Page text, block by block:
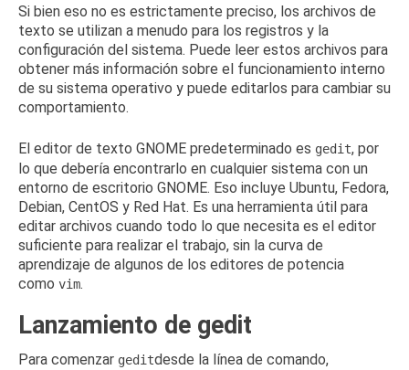
Si bien eso no es estrictamente preciso, los archivos de
texto se utilizan a menudo para los registros y la
configuración del sistema. Puede leer estos archivos para
obtener más información sobre el funcionamiento interno
de su sistema operativo y puede editarlos para cambiar su
comportamiento.
El editor de texto GNOME predeterminado es gedit, por
lo que debería encontrarlo en cualquier sistema con un
entorno de escritorio GNOME. Eso incluye Ubuntu, Fedora,
Debian, CentOS y Red Hat. Es una herramienta útil para
editar archivos cuando todo lo que necesita es el editor
suficiente para realizar el trabajo, sin la curva de
aprendizaje de algunos de los editores de potencia
como vim.
Lanzamiento de gedit
Para comenzar geditdesde la línea de comando,